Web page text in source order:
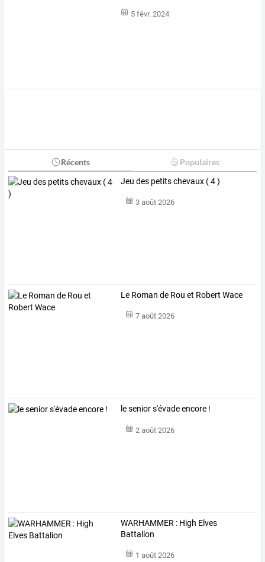
5 févr. 2024
Récents Populaires
Jeu des petits chevaux ( 4 )
3 août 2026
Le Roman de Rou et Robert Wace
7 août 2026
le senior s'évade encore !
2 août 2026
WARHAMMER : High Elves
Battalion
1 août 2026